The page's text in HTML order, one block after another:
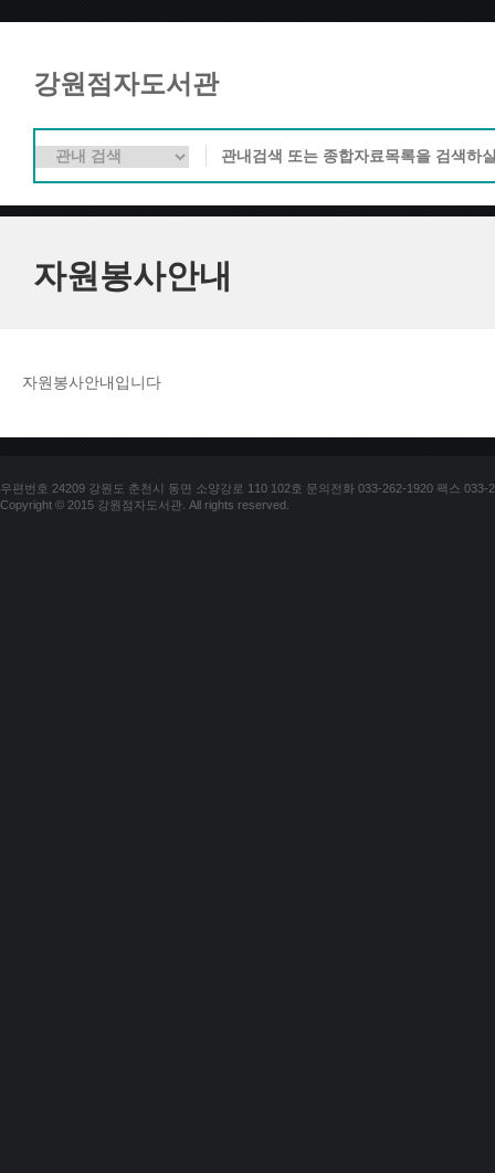
강원점자도서관
자원봉사안내
자원봉사안내입니다
우편번호 24209 강원도 춘천시 동면 소양강로 110 102호 문의전화 033-262-1920 팩스 033-
Copyright © 2015 강원점자도서관. All rights reserved.